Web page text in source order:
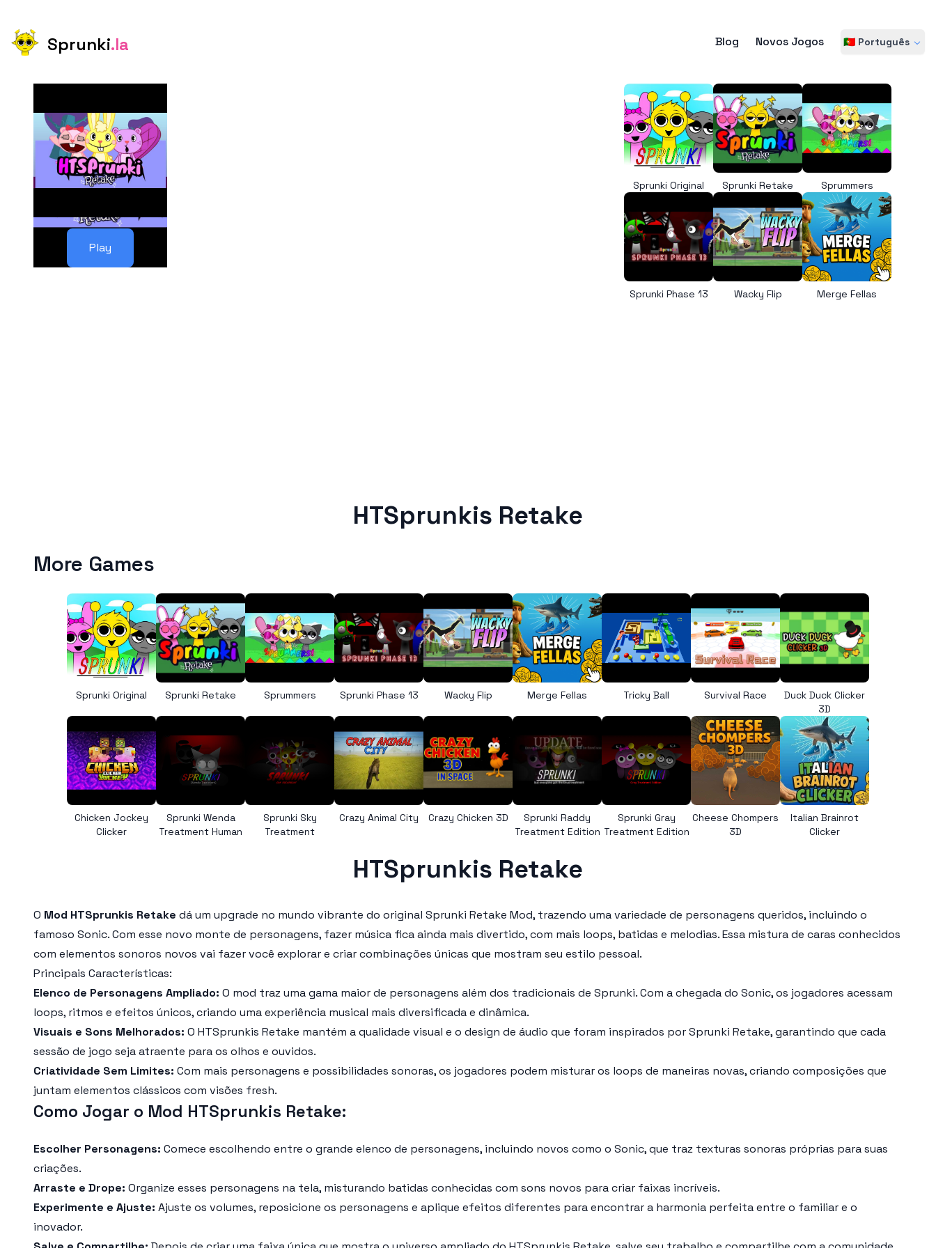
Sprunki.la Blog Novos Jogos 🇵🇹 Português
Play
Sprunki Original Sprunki Retake Sprummers
Sprunki Phase 13 Wacky Flip Merge Fellas
HTSprunkis Retake
More Games
Sprunki Original Sprunki Retake Sprummers Sprunki Phase 13 Wacky Flip Merge Fellas Tricky Ball Survival Race
Duck Duck Clicker
3D
Chicken Jockey
Clicker
Sprunki Wenda
Treatment Human
Sprunki Sky
Treatment
Crazy Animal City Crazy Chicken 3D
Sprunki Raddy
Treatment Edition
Sprunki Gray
Treatment Edition
Cheese Chompers
3D
Italian Brainrot
Clicker
HTSprunkis Retake
O Mod HTSprunkis Retake dá um upgrade no mundo vibrante do original Sprunki Retake Mod, trazendo uma variedade de personagens queridos, incluindo o
famoso Sonic. Com esse novo monte de personagens, fazer música fica ainda mais divertido, com mais loops, batidas e melodias. Essa mistura de caras conhecidos
com elementos sonoros novos vai fazer você explorar e criar combinações únicas que mostram seu estilo pessoal.
Principais Características:
Elenco de Personagens Ampliado: O mod traz uma gama maior de personagens além dos tradicionais de Sprunki. Com a chegada do Sonic, os jogadores acessam
loops, ritmos e efeitos únicos, criando uma experiência musical mais diversificada e dinâmica.
Visuais e Sons Melhorados: O HTSprunkis Retake mantém a qualidade visual e o design de áudio que foram inspirados por Sprunki Retake, garantindo que cada
sessão de jogo seja atraente para os olhos e ouvidos.
Criatividade Sem Limites: Com mais personagens e possibilidades sonoras, os jogadores podem misturar os loops de maneiras novas, criando composições que
juntam elementos clássicos com visões fresh.
Como Jogar o Mod HTSprunkis Retake:
Escolher Personagens: Comece escolhendo entre o grande elenco de personagens, incluindo novos como o Sonic, que traz texturas sonoras próprias para suas
criações.
Arraste e Drope: Organize esses personagens na tela, misturando batidas conhecidas com sons novos para criar faixas incríveis.
Experimente e Ajuste: Ajuste os volumes, reposicione os personagens e aplique efeitos diferentes para encontrar a harmonia perfeita entre o familiar e o
inovador.